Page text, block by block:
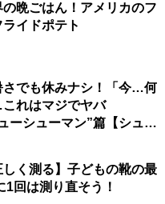
晩ごはん！アメリカのフ
イドポテト
さでも休みナシ！「今…何
れはマジでヤバ
ーシューマン”篇【シュー
しく測る】子どもの靴の最
回は測り直そう！